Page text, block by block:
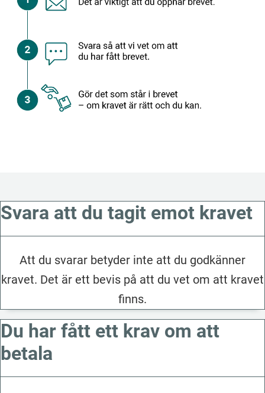
Svara att du tagit emot kravet
Att du svarar betyder inte att du godkänner
kravet. Det är ett bevis på att du vet om att kravet
finns.
Du har fått ett krav om att
betala